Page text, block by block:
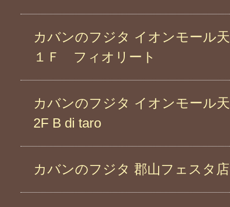
カバンのフジタ イオンモール
１Ｆ フィオリート
カバンのフジタ イオンモール
2F B di taro
カバンのフジタ 郡山フェスタ店